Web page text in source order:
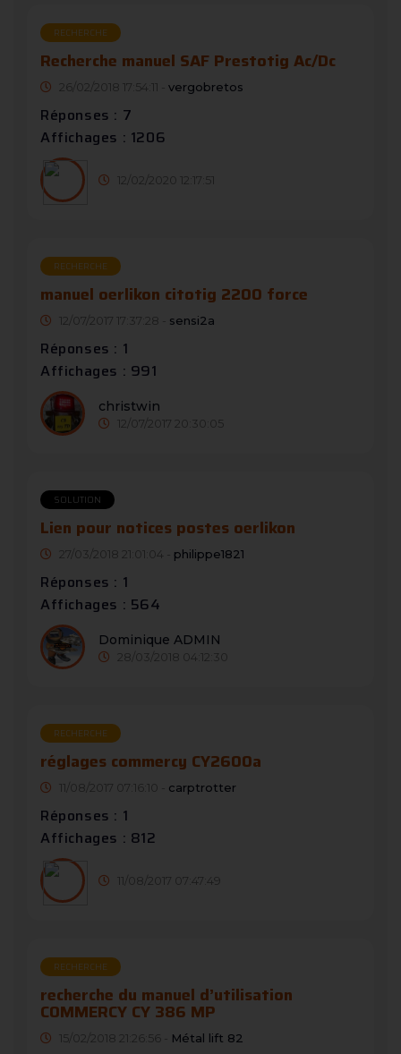
RECHERCHE
Recherche manuel SAF Prestotig Ac/Dc
26/02/2018 17:54:11 - vergobretos
Réponses : 7
Affichages : 1206
12/02/2020 12:17:51
RECHERCHE
manuel oerlikon citotig 2200 force
12/07/2017 17:37:28 - sensi2a
Réponses : 1
Affichages : 991
christwin
12/07/2017 20:30:05
SOLUTION
Lien pour notices postes oerlikon
27/03/2018 21:01:04 - philippe1821
Réponses : 1
Affichages : 564
Dominique ADMIN
28/03/2018 04:12:30
RECHERCHE
réglages commercy CY2600a
11/08/2017 07:16:10 - carptrotter
Réponses : 1
Affichages : 812
11/08/2017 07:47:49
RECHERCHE
recherche du manuel d’utilisation
COMMERCY CY 386 MP
15/02/2018 21:26:56 - Métal lift 82